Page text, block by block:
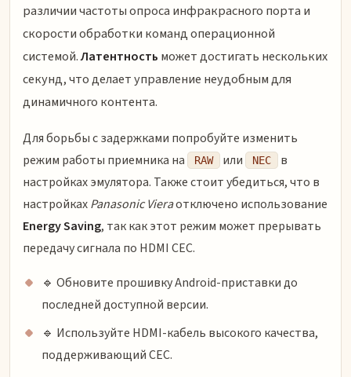
различии частоты опроса инфракрасного порта и
скорости обработки команд операционной
системой.Латентность может достигать нескольких
секунд, что делает управление неудобным для
динамичного контента.
Для борьбы с задержками попробуйте изменить
режим работы приемника на
RAW или NEC
в
настройках эмулятора. Также стоит убедиться, что в
настройкахPanasonic Vieraотключено использование
Energy Saving, так как этот режим может прерывать
передачу сигнала по HDMI CEC.
🔹 Обновите прошивку Android-приставки до
последней доступной версии.
🔹 Используйте HDMI-кабель высокого качества,
поддерживающий CEC.